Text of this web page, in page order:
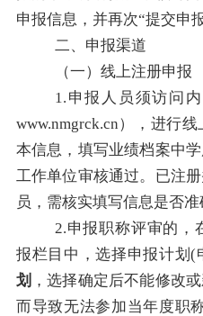
申报信息，并再次“提交申
二、申报渠道
（一）线上注册申报
1. 申报人员须访问
www.nmgrck.cn），进行线
本信息，填写业绩档案中
工作单位审核通过。已注
员，需核实填写信息是否准
2.申报职称评审的，
报栏目中，选择申报计划(
划 ，选择确定后不能修改
而导致无法参加当年度职